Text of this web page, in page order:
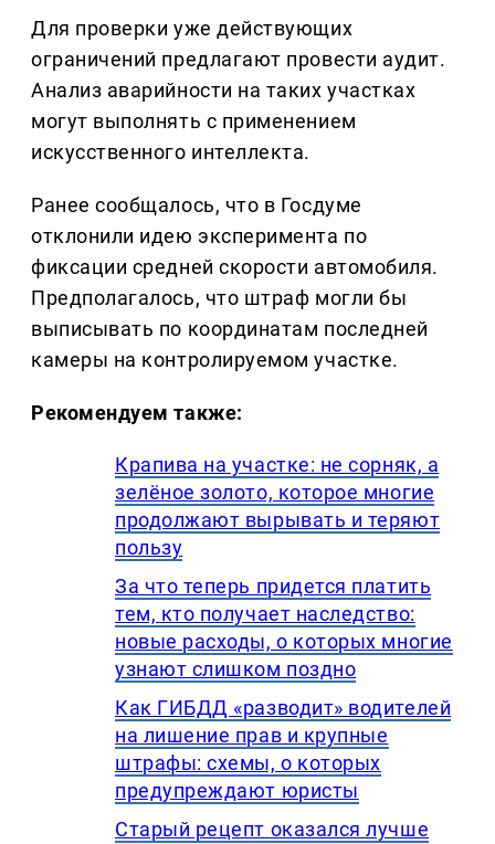
Для проверки уже действующих
ограничений предлагают провести аудит.
Анализ аварийности на таких участках
могут выполнять с применением
искусственного интеллекта.
Ранее сообщалось, что в Госдуме
отклонили идею эксперимента по
фиксации средней скорости автомобиля.
Предполагалось, что штраф могли бы
выписывать по координатам последней
камеры на контролируемом участке.
Рекомендуем также:
Крапива на участке: не сорняк, а
зелёное золото, которое многие
продолжают вырывать и теряют
пользу
За что теперь придется платить
тем, кто получает наследство:
новые расходы, о которых многие
узнают слишком поздно
Как ГИБДД «разводит» водителей
на лишение прав и крупные
штрафы: схемы, о которых
предупреждают юристы
Старый рецепт оказался лучше